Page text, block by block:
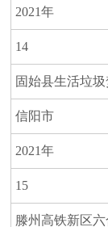
2021年
14
固始县生活垃
信阳市
2021年
15
滕州高铁新区